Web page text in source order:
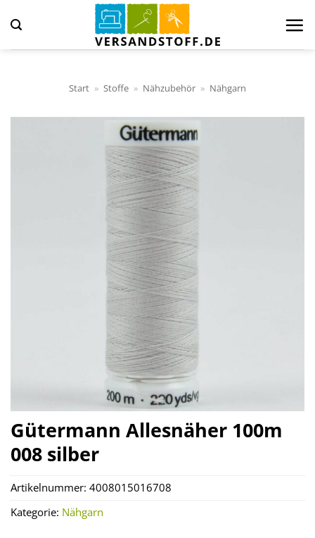
Inhalt
springen
Start » Stoffe » Nähzubehör » Nähgarn
Gütermann Allesnäher 100m
008 silber
Artikelnummer: 4008015016708
Kategorie: Nähgarn